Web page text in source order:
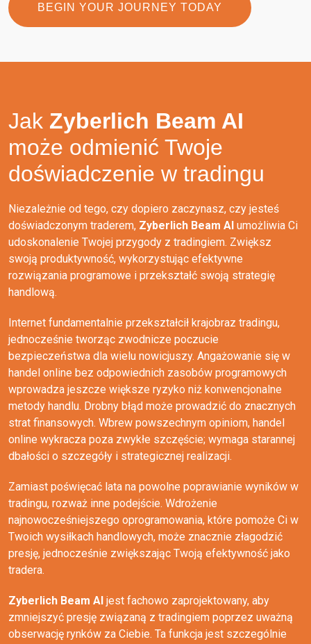
BEGIN YOUR JOURNEY TODAY
Jak Zyberlich Beam AI
może odmienić Twoje
doświadczenie w tradingu
Niezależnie od tego, czy dopiero zaczynasz, czy jesteś
doświadczonym traderem, Zyberlich Beam AI umożliwia Ci
udoskonalenie Twojej przygody z tradingiem. Zwiększ
swoją produktywność, wykorzystując efektywne
rozwiązania programowe i przekształć swoją strategię
handlową.
Internet fundamentalnie przekształcił krajobraz tradingu,
jednocześnie tworząc zwodnicze poczucie
bezpieczeństwa dla wielu nowicjuszy. Angażowanie się w
handel online bez odpowiednich zasobów programowych
wprowadza jeszcze większe ryzyko niż konwencjonalne
metody handlu. Drobny błąd może prowadzić do znacznych
strat finansowych. Wbrew powszechnym opiniom, handel
online wykracza poza zwykłe szczęście; wymaga starannej
dbałości o szczegóły i strategicznej realizacji.
Zamiast poświęcać lata na powolne poprawianie wyników w
tradingu, rozważ inne podejście. Wdrożenie
najnowocześniejszego oprogramowania, które pomoże Ci w
Twoich wysiłkach handlowych, może znacznie złagodzić
presję, jednocześnie zwiększając Twoją efektywność jako
tradera.
Zyberlich Beam AI jest fachowo zaprojektowany, aby
zmniejszyć presję związaną z tradingiem poprzez uważną
obserwację rynków za Ciebie. Ta funkcja jest szczególnie